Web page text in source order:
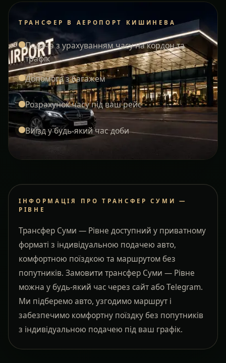
ТРАНСФЕР В АЕРОПОРТ КИШИНЕВА
Подача з урахуванням часу на кордон та
трафік
Допомога з багажем
Розрахунок часу під ваш рейс
Виїзд у будь-який час доби
ІНФОРМАЦІЯ ПРО ТРАНСФЕР СУМИ —
РІВНЕ
Трансфер Суми — Рівне доступний у приватному
форматі з індивідуальною подачею авто,
комфортною поїздкою та маршрутом без
попутників. Замовити трансфер Суми — Рівне
можна у будь-який час через сайт або Telegram.
Ми підберемо авто, узгодимо маршрут і
забезпечимо комфортну поїздку без попутників
з індивідуальною подачею під ваш графік.